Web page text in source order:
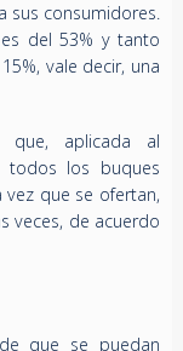
sus consumidores.
del 53% y tanto
vale decir, una
que, aplicada al
todos los buques
que se ofertan,
veces, de acuerdo
que se puedan